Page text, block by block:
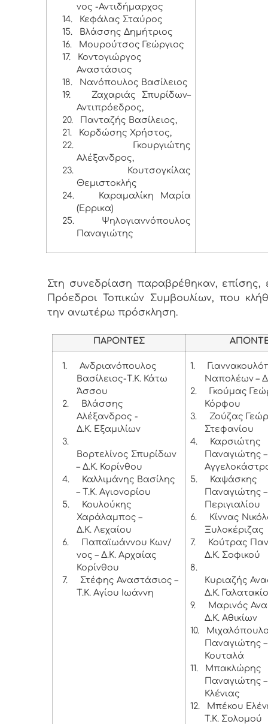
νος -Αντιδήμαρχος
14.
Κεφάλας Σταύρος
15.
Βλάσσης Δημήτριος
16.
Μουρούτσος Γεώργιος
17.
Κοντογιώργος
Αναστάσιος
18.
Νανόπουλος Βασίλειος
19.
Ζαχαριάς Σπυρίδων–
Αντιπρόεδρος,
20.
Πανταζής Βασίλειος,
21.
Κορδώσης Χρήστος,
22.
Γκουργιώτης
Αλέξανδρος,
23.
Κουτσογκίλας
Θεμιστοκλής
24.
Καραμαλίκη Μαρία
(Έρρικα)
25.
Ψηλογιαννόπουλος
Παναγιώτης
Στη συνεδρίαση παραβρέθηκαν, επίσης,
Πρόεδροι Τοπικών Συμβουλίων, που
την ανωτέρω πρόσκληση.
ΠΑΡΟΝΤΕΣ
1.
Ανδριανόπουλος
Βασίλειος-Τ.Κ. Κάτω
Άσσου
2.
Βλάσσης
Αλέξανδρος -
Δ.Κ. Εξαμιλίων
3.
Βορτελίνος Σπυρίδων
– Δ.Κ. Κορίνθου
4.
Καλλιμάνης Βασίλης
– Τ.Κ. Αγιονορίου
5.
Κουλούκης
Χαράλαμπος –
Δ.Κ. Λεχαίου
6.
Παπαϊωάννου Κων/
νος – Δ.Κ. Αρχαίας
Κορίνθου
7.
Στέφης Αναστάσιος –
Τ.Κ. Αγίου Ιωάννη
1.
Ναπολέων –
2.
Γκούμας
Κόρφου
3.
Ζούζας
Στεφανίου
4.
Καρσιώτης
Παναγιώτης –
5.
Καψάσκης
Παναγιώτης –
Περιγιαλίου
6.
Κίννας
Ξυλοκέριζας
7.
Κούτρας
Δ.Κ. Σοφικού
8.
Κυριαζής
Δ.Κ.
9.
Μαρινός
Δ.Κ. Αθικίων
10.
Παναγιώτης –
Κουταλά
11.
Μπακλώρης
Παναγιώτης –
Κλένιας
12.
Μπέκου
Τ.Κ. Σολομού